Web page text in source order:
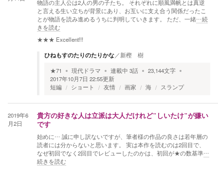
物語の主人公は2人の男の子たち。 それぞれに順風満帆とは真逆
と言える生い立ちが背景にあり、お互いに支え合う関係だったこ
とが物語を読み進めるうちに判明していきます。 ただ、一緒…続
きを読む
★★★ Excellent!!!
ひねもすのたりのたりかな／新樫 樹
★71 現代ドラマ 連載中 3話 23,144文字
2017年10月7日 22:55更新
短編
ショート 友情 画家 海 スランプ
2019年6
月2日
貴方の好きな人は立派は大人だけれど"しいたけ"が嫌い
です
始めに… 誠に申し訳ないですが、筆者様の作品の良さは若年層の
読者には分からないと思います。 実は本作を読むのは2回目で、
なぜ初回でなく2回目でレビューしたのかは、初回が★の数基準…
続きを読む